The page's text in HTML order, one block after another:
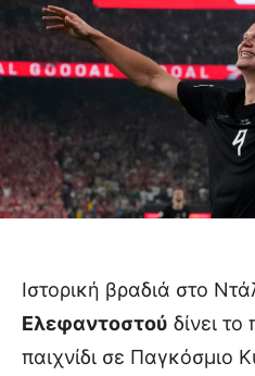
Ιστορική βραδιά στο
Ελεφαντοστού δίνει
παιχνίδι σε Παγκόσμιο